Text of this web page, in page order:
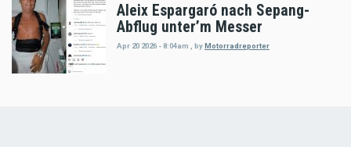
Aleix Espargaró nach Sepang-
Abflug unter’m Messer
Apr 20 2026 - 8:04am byMotorradreporter